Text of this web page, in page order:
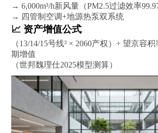
→ 6,000m³/h新风量（PM2.5过滤效率
→ 四管制空调+地源热泵双系统
‌📈 资产增值公式‌
（13/14/15号线³ × 2060产权）÷ 望京容
期增值‌
（世邦魏理仕2025模型测算）